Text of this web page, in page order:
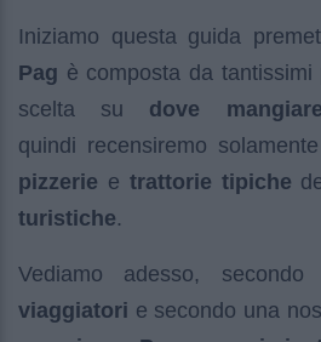
Iniziamo questa guida
Pag è composta da tantissimi
scelta su dove mangiare
quindi recensiremo
pizzerie e trattorie tipiche
turistiche.
Vediamo adesso,
viaggiatori e secondo una